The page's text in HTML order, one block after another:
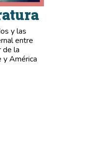
y las
entre
de la
y América